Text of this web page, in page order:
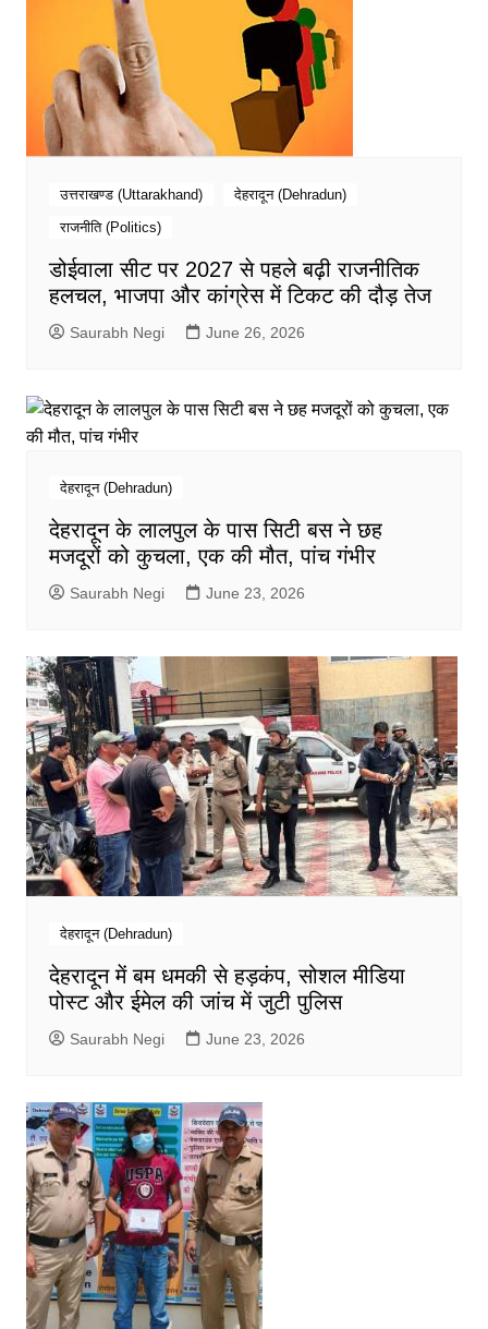
उत्तराखण्ड (Uttarakhand)
देहरादून (Dehradun)
राजनीति (Politics)
डोईवाला सीट पर 2027 से पहले बढ़ी राजनीतिक
हलचल, भाजपा और कांग्रेस में टिकट की दौड़ तेज
Saurabh Negi June 26, 2026
देहरादून (Dehradun)
देहरादून के लालपुल के पास सिटी बस ने छह
मजदूरों को कुचला, एक की मौत, पांच गंभीर
Saurabh Negi June 23, 2026
देहरादून (Dehradun)
देहरादून में बम धमकी से हड़कंप, सोशल मीडिया
पोस्ट और ईमेल की जांच में जुटी पुलिस
Saurabh Negi June 23, 2026